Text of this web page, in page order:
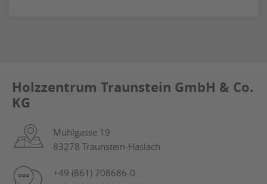
Holzzentrum Traunstein GmbH & Co.
KG
Mühlgasse 19
83278 Traunstein-Haslach
+49 (861) 708686-0